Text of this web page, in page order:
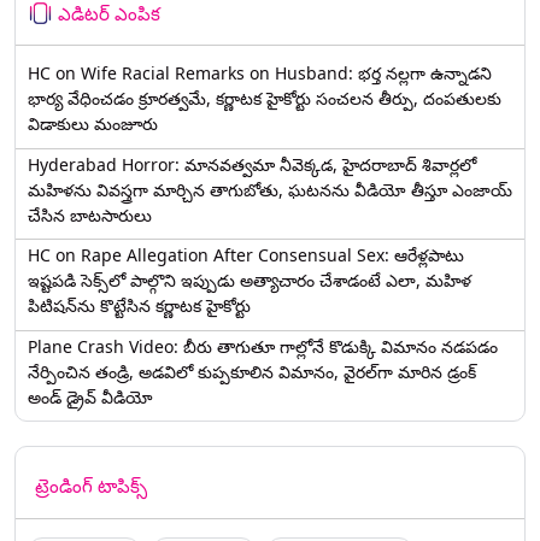
ఎడిటర్ ఎంపిక
HC on Wife Racial Remarks on Husband: భర్త న‌ల్ల‌గా ఉన్నాడ‌ని
భార్య వేధించ‌డం క్రూర‌త్వ‌మే, కర్ణాటక హైకోర్టు సంచలన తీర్పు, దంపతులకు
విడాకులు మంజూరు
Hyderabad Horror: మానవత్వమా నీవెక్కడ, హైదరాబాద్ శివార్లలో
మహిళను వివస్త్రగా మార్చిన తాగుబోతు, ఘటనను వీడియో తీస్తూ ఎంజాయ్
చేసిన బాటసారులు
HC on Rape Allegation After Consensual Sex: ఆరేళ్లపాటు
ఇష్టపడి సెక్స్‌లో పాల్గొని ఇప్పుడు అత్యాచారం చేశాడంటే ఎలా, మహిళ
పిటిషన్‌ను కొట్టేసిన కర్ణాటక హైకోర్టు
Plane Crash Video: బీరు తాగుతూ గాల్లోనే కొడుక్కి విమానం నడపడం
నేర్పించిన తండ్రి, అడవిలో కుప్పకూలిన విమానం, వైరల్‌గా మారిన డ్రంక్‌
అండ్ డ్రైవ్ వీడియో
ట్రెండింగ్ టాపిక్స్